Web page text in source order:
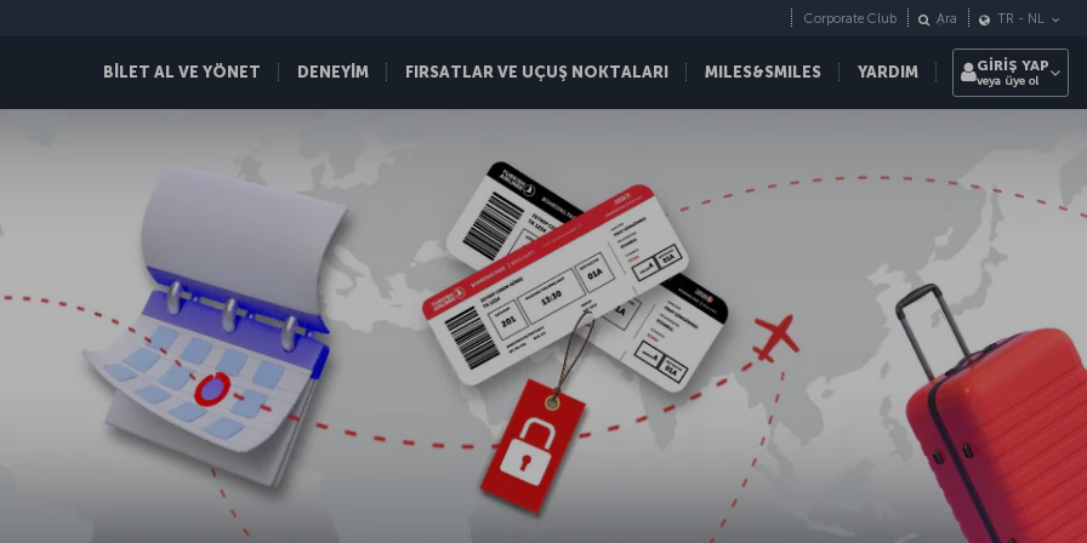
BİLET AL VE YÖNET DENEYİM FIRSATLAR VE UÇUŞ NOKTALARI MILES&SMILES YARDIM
Corporate Club Ara TR - NL
GİRİŞ YAP
veya üye ol